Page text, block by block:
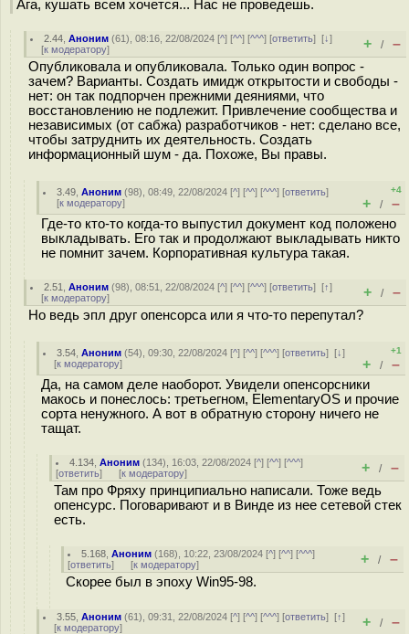
Ага, кушать всем хочется... Нас не проведешь.
2.44 ,Аноним (61), 08:16, 22/08/2024 [^] [^^] [^^^] [ответить][↓]
[к модератору] + / –
Опубликовала и опубликовала. Только один вопрос -
зачем? Варианты. Создать имидж открытости и свободы -
нет: он так подпорчен прежними деяниями, что
восстановлению не подлежит. Привлечение сообщества и
независимых (от сабжа) разработчиков - нет: сделано все,
чтобы затруднить их деятельность. Создать
информационный шум - да. Похоже, Вы правы.
3.49 ,Аноним (98), 08:49, 22/08/2024 [^] [^^] [^^^] [ответить]
[к модератору]
+4
+ / –
Где-то кто-то когда-то выпустил документ код положено
выкладывать. Его так и продолжают выкладывать никто
не помнит зачем. Корпоративная культура такая.
2.51 ,Аноним (98), 08:51, 22/08/2024 [^] [^^] [^^^] [ответить][↑]
[к модератору] + / –
Но ведь эпл друг опенсорса или я что-то перепутал?
3.54 ,Аноним (54), 09:30, 22/08/2024 [^] [^^] [^^^] [ответить][↓]
[к модератору]
+1
+ / –
Да, на самом деле наоборот. Увидели опенсорсники
макось и понеслось: третьегном, ElementaryOS и прочие
сорта ненужного. А вот в обратную сторону ничего не
тащат.
4.134 ,Аноним (134), 16:03, 22/08/2024 [^] [^^] [^^^]
[ответить] [к модератору] + / –
Там про Фряху принципиально написали. Тоже ведь
опенсурс. Поговаривают и в Винде из нее сетевой стек
есть.
5.168 ,Аноним (168), 10:22, 23/08/2024 [^] [^^] [^^^]
[ответить] [к модератору] + / –
Скорее был в эпоху Win95-98.
3.55 ,Аноним (61), 09:31, 22/08/2024 [^] [^^] [^^^] [ответить][↑]
[к модератору] + / –